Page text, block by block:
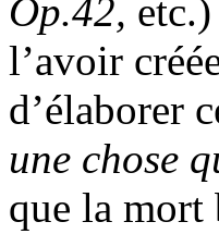
Op.42,
l’avoir
d’élaborer
une chose
que la mort